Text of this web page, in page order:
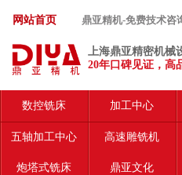
网站首页 鼎亚精机-免费技术咨
上海鼎亚精密机械
20年口碑见证，高
数控铣床 加工中心
五轴加工中心 高速雕铣机
炮塔式铣床 鼎亚文化